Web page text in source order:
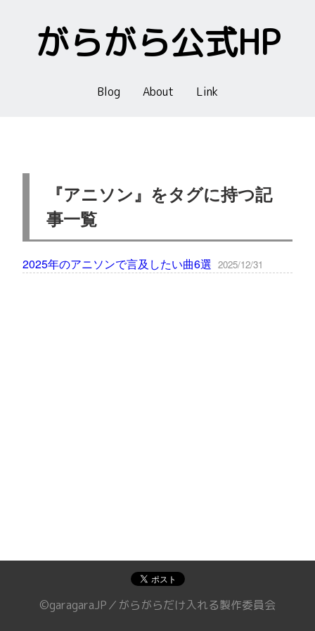
がらがら公式HP
Blog About Link
『アニソン』をタグに持つ記
事一覧
2025年のアニソンで言及したい曲6選 2025/12/31
©garagaraJP／がらがらだけ入れる製作委員会